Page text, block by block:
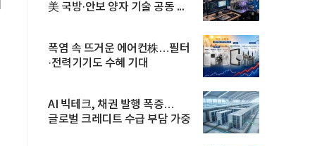
美 국방·안보 양자 기술 공동 ...
폭염 속 뜨거운 에어컨株…필터
·전력기기도 수혜 기대
AI 빅테크, 채권 발행 폭증…
글로벌 크레디트 수급 부담 가중